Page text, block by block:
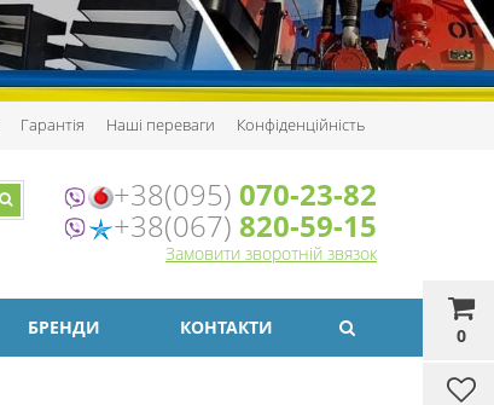
Гарантія Наші переваги Конфіденційність
0
+38(095) 070-23-82
+38(067) 820-59-15
Замовити зворотній звязок
БРЕНДИ КОНТАКТИ